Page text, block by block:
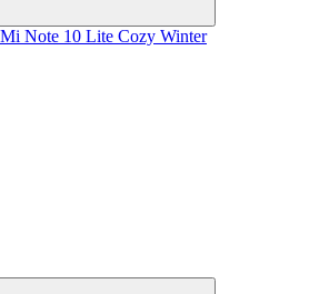
Note 10 Lite Cozy Winter